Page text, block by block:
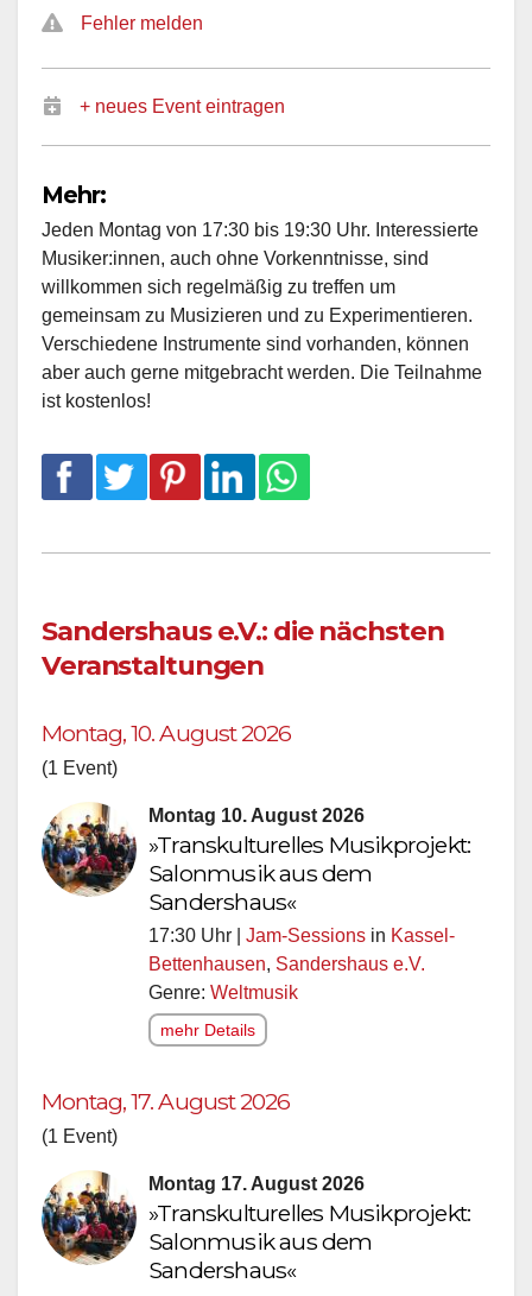
Fehler melden
+ neues Event eintragen
Mehr:
Jeden Montag von 17:30 bis 19:30 Uhr. Interessierte
Musiker:innen, auch ohne Vorkenntnisse, sind
willkommen sich regelmäßig zu treffen um
gemeinsam zu Musizieren und zu Experimentieren.
Verschiedene Instrumente sind vorhanden, können
aber auch gerne mitgebracht werden. Die Teilnahme
ist kostenlos!
Sandershaus e.V.: die nächsten
Veranstaltungen
Montag, 10. August 2026
(1 Event)
Montag 10. August 2026
»Transkulturelles Musikprojekt:
Salonmusik aus dem
Sandershaus«
17:30 Uhr | Jam-Sessions in Kassel-
Bettenhausen, Sandershaus e.V.
Genre: Weltmusik
mehr Details
Montag, 17. August 2026
(1 Event)
Montag 17. August 2026
»Transkulturelles Musikprojekt:
Salonmusik aus dem
Sandershaus«